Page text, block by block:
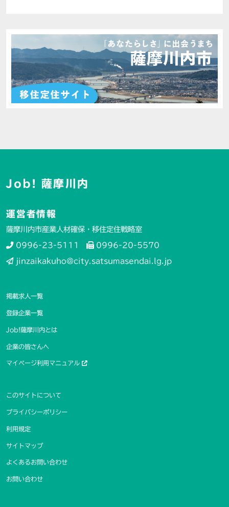
Job! 薩摩川内
運営者情報
薩摩川内市産業人材確保・移住定住戦略室
0996-23-5111 0996-20-5570
jinzaikakuho@city.satsumasendai.lg.jp
掲載求人一覧
登録企業一覧
Job!薩摩川内とは
企業の皆さんへ
マイページ利用マニュアル
このサイトについて
プライバシーポリシー
利用規定
サイトマップ
よくあるお問い合わせ
お問い合わせ